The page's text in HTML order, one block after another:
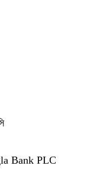
Bank PLC